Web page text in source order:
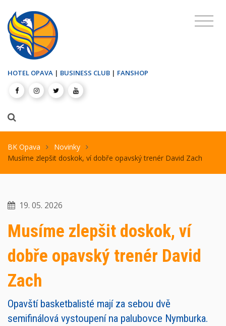
HOTEL OPAVA | BUSINESS CLUB | FANSHOP
BK Opava
Novinky
Musíme zlepšit doskok, ví dobře opavský trenér David Zach
19. 05. 2026
Musíme zlepšit doskok, ví
dobře opavský trenér David
Zach
Opavští basketbalisté mají za sebou dvě
semifinálová vystoupení na palubovce Nymburka.